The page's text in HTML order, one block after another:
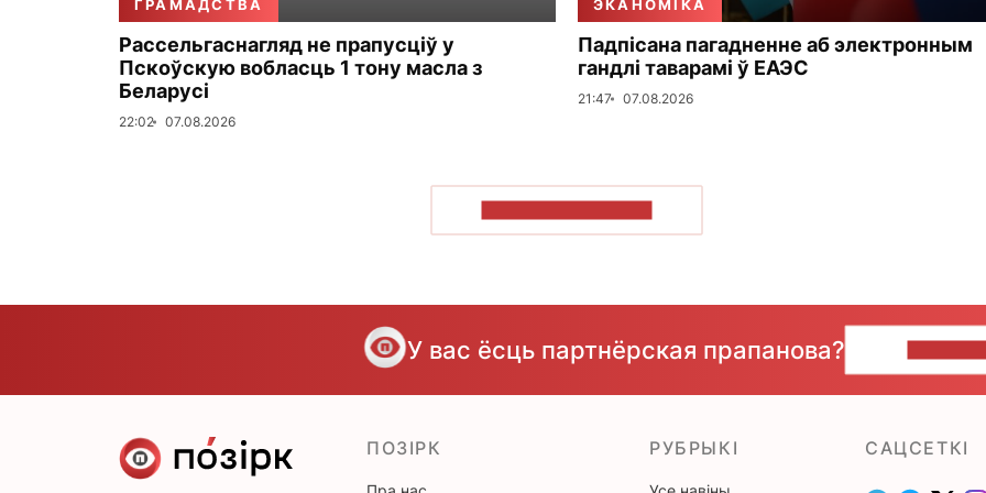
ГРАМАДСТВА
Рассельгаснагляд не прапусціў у
Пскоўскую вобласць 1 тону масла з
Беларусі
22:02 07.08.2026
ЭКАНОМІКА
Падпісана пагадненне аб электронным
гандлі таварамі ў ЕАЭС
21:47 07.08.2026
У вас ёсць партнёрская прапанова?
ПОЗІРК РУБРЫКІ САЦСЕТКІ